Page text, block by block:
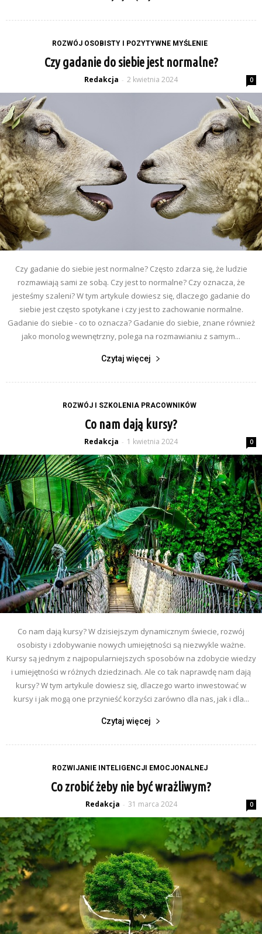
ROZWÓJ OSOBISTY I POZYTYWNE MYŚLENIE
Czy gadanie do siebie jest normalne?
Redakcja - 2 kwietnia 2024 0
Czy gadanie do siebie jest normalne? Często zdarza się, że ludzie
rozmawiają sami ze sobą. Czy jest to normalne? Czy oznacza, że
jesteśmy szaleni? W tym artykule dowiesz się, dlaczego gadanie do
siebie jest często spotykane i czy jest to zachowanie normalne.
Gadanie do siebie - co to oznacza? Gadanie do siebie, znane również
jako monolog wewnętrzny, polega na rozmawianiu z samym...
Czytaj więcej
ROZWÓJ I SZKOLENIA PRACOWNIKÓW
Co nam dają kursy?
Redakcja - 1 kwietnia 2024 0
Co nam dają kursy? W dzisiejszym dynamicznym świecie, rozwój
osobisty i zdobywanie nowych umiejętności są niezwykle ważne.
Kursy są jednym z najpopularniejszych sposobów na zdobycie wiedzy
i umiejętności w różnych dziedzinach. Ale co tak naprawdę nam dają
kursy? W tym artykule dowiesz się, dlaczego warto inwestować w
kursy i jak mogą one przynieść korzyści zarówno dla nas, jak i dla...
Czytaj więcej
ROZWIJANIE INTELIGENCJI EMOCJONALNEJ
Co zrobić żeby nie być wrażliwym?
Redakcja - 31 marca 2024 0